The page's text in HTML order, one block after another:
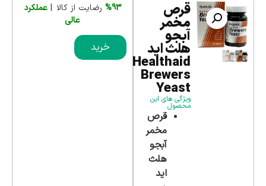
قرص
مخمر
آبجو
هلث اید
Healthaid
Brewers
Yeast
ویژگی های این
محصول
قرص
مخمر
آبجو
هلث
اید
%93 رضایت از کالا | عملکرد
عالی
خرید